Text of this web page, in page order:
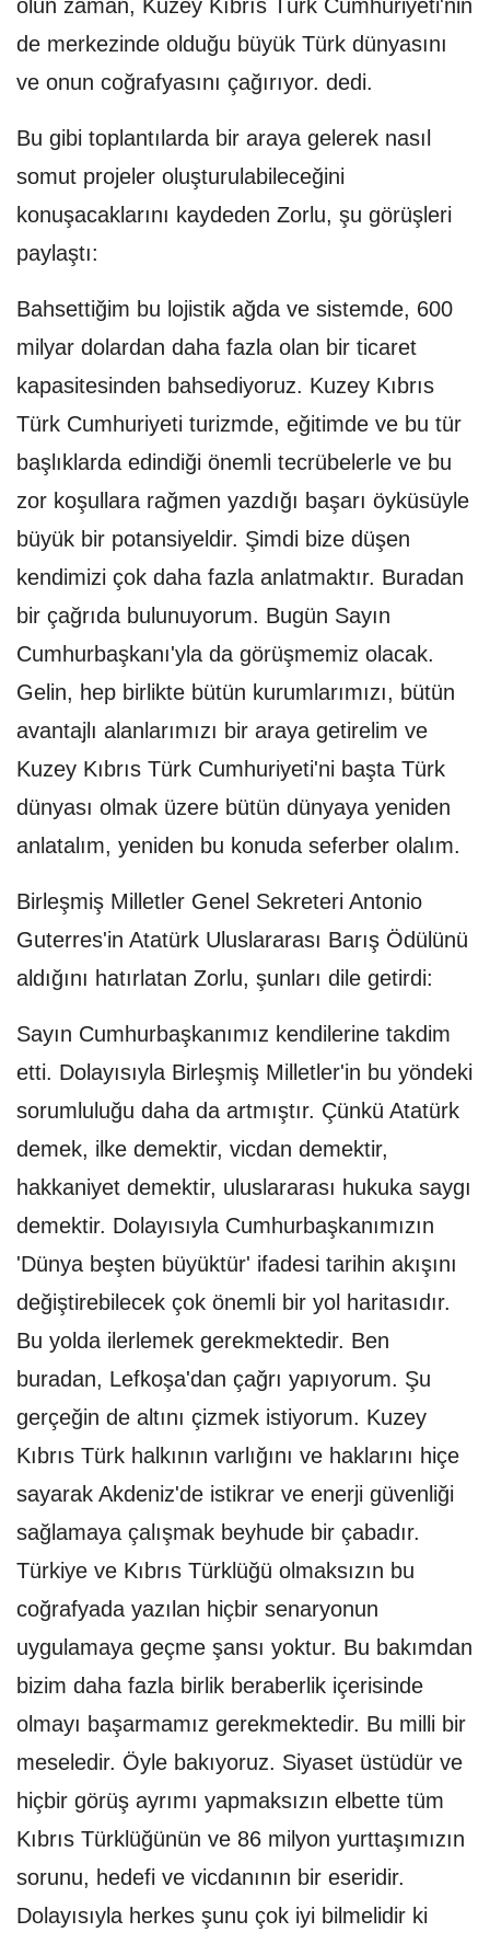
olun zaman, Kuzey Kıbrıs Türk Cumhuriyeti'nin
de merkezinde olduğu büyük Türk dünyasını
ve onun coğrafyasını çağırıyor. dedi.
Bu gibi toplantılarda bir araya gelerek nasıl
somut projeler oluşturulabileceğini
konuşacaklarını kaydeden Zorlu, şu görüşleri
paylaştı:
Bahsettiğim bu lojistik ağda ve sistemde, 600
milyar dolardan daha fazla olan bir ticaret
kapasitesinden bahsediyoruz. Kuzey Kıbrıs
Türk Cumhuriyeti turizmde, eğitimde ve bu tür
başlıklarda edindiği önemli tecrübelerle ve bu
zor koşullara rağmen yazdığı başarı öyküsüyle
büyük bir potansiyeldir. Şimdi bize düşen
kendimizi çok daha fazla anlatmaktır. Buradan
bir çağrıda bulunuyorum. Bugün Sayın
Cumhurbaşkanı'yla da görüşmemiz olacak.
Gelin, hep birlikte bütün kurumlarımızı, bütün
avantajlı alanlarımızı bir araya getirelim ve
Kuzey Kıbrıs Türk Cumhuriyeti'ni başta Türk
dünyası olmak üzere bütün dünyaya yeniden
anlatalım, yeniden bu konuda seferber olalım.
Birleşmiş Milletler Genel Sekreteri Antonio
Guterres'in Atatürk Uluslararası Barış Ödülünü
aldığını hatırlatan Zorlu, şunları dile getirdi:
Sayın Cumhurbaşkanımız kendilerine takdim
etti. Dolayısıyla Birleşmiş Milletler'in bu yöndeki
sorumluluğu daha da artmıştır. Çünkü Atatürk
demek, ilke demektir, vicdan demektir,
hakkaniyet demektir, uluslararası hukuka saygı
demektir. Dolayısıyla Cumhurbaşkanımızın
'Dünya beşten büyüktür' ifadesi tarihin akışını
değiştirebilecek çok önemli bir yol haritasıdır.
Bu yolda ilerlemek gerekmektedir. Ben
buradan, Lefkoşa'dan çağrı yapıyorum. Şu
gerçeğin de altını çizmek istiyorum. Kuzey
Kıbrıs Türk halkının varlığını ve haklarını hiçe
sayarak Akdeniz'de istikrar ve enerji güvenliği
sağlamaya çalışmak beyhude bir çabadır.
Türkiye ve Kıbrıs Türklüğü olmaksızın bu
coğrafyada yazılan hiçbir senaryonun
uygulamaya geçme şansı yoktur. Bu bakımdan
bizim daha fazla birlik beraberlik içerisinde
olmayı başarmamız gerekmektedir. Bu milli bir
meseledir. Öyle bakıyoruz. Siyaset üstüdür ve
hiçbir görüş ayrımı yapmaksızın elbette tüm
Kıbrıs Türklüğünün ve 86 milyon yurttaşımızın
sorunu, hedefi ve vicdanının bir eseridir.
Dolayısıyla herkes şunu çok iyi bilmelidir ki